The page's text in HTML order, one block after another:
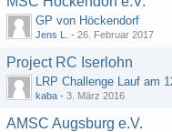
GP von Höckendorf
Jens L. - 26. Februar 2017
Project RC Iserlohn
LRP Challenge Lauf am
kaba - 3. März 2016
AMSC Augsburg e.V.